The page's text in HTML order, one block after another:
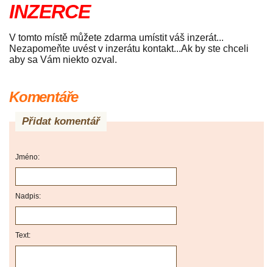
INZERCE
V tomto místě můžete zdarma umístit váš inzerát...
Nezapomeňte uvést v inzerátu kontakt...Ak by ste chceli
aby sa Vám niekto ozval.
Komentáře
Přidat komentář
Jméno:
Nadpis:
Text: